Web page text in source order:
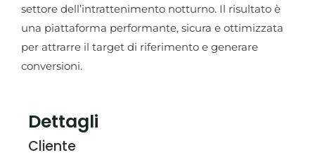
settore dell’intrattenimento notturno. Il risultato è
una piattaforma performante, sicura e ottimizzata
per attrarre il target di riferimento e generare
conversioni.
Dettagli
Cliente